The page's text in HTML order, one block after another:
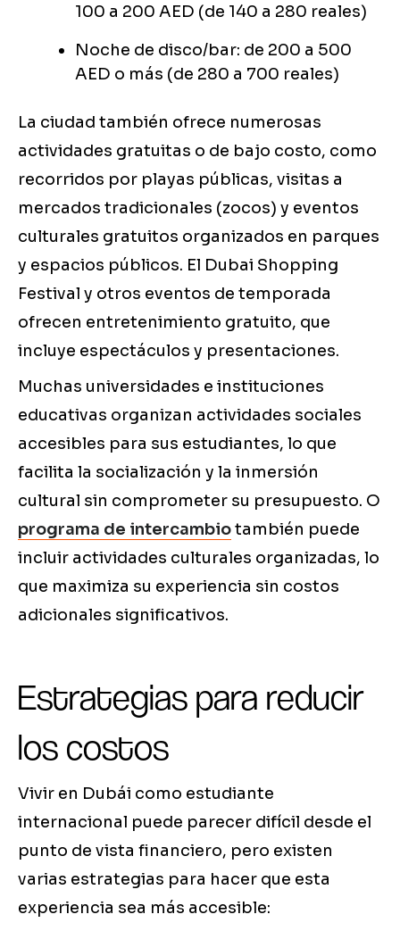
100 a 200 AED (de 140 a 280 reales)
Noche de disco/bar: de 200 a 500
AED o más (de 280 a 700 reales)
La ciudad también ofrece numerosas
actividades gratuitas o de bajo costo, como
recorridos por playas públicas, visitas a
mercados tradicionales (zocos) y eventos
culturales gratuitos organizados en parques
y espacios públicos. El Dubai Shopping
Festival y otros eventos de temporada
ofrecen entretenimiento gratuito, que
incluye espectáculos y presentaciones.
Muchas universidades e instituciones
educativas organizan actividades sociales
accesibles para sus estudiantes, lo que
facilita la socialización y la inmersión
cultural sin comprometer su presupuesto. O
programa de intercambiotambién puede
incluir actividades culturales organizadas, lo
que maximiza su experiencia sin costos
adicionales significativos.
Estrategias para reducir
los costos
Vivir en Dubái como estudiante
internacional puede parecer difícil desde el
punto de vista financiero, pero existen
varias estrategias para hacer que esta
experiencia sea más accesible: